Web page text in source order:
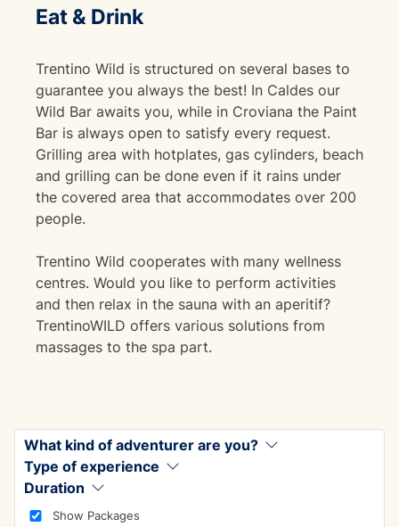
Eat & Drink
Trentino Wild is structured on several bases to
guarantee you always the best! In Caldes our
Wild Bar awaits you, while in Croviana the Paint
Bar is always open to satisfy every request.
Grilling area with hotplates, gas cylinders, beach
and grilling can be done even if it rains under
the covered area that accommodates over 200
people.
Trentino Wild cooperates with many wellness
centres. Would you like to perform activities
and then relax in the sauna with an aperitif?
TrentinoWILD offers various solutions from
massages to the spa part.
What kind of adventurer are you?
Type of experience
Duration
Show Packages
TO DO IN GROUP